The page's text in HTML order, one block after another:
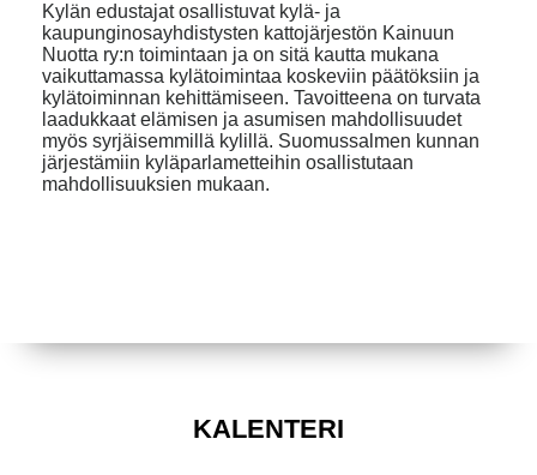
Kylän edustajat osallistuvat kylä- ja
kaupunginosayhdistysten kattojärjestön Kainuun
Nuotta ry:n toimintaan ja on sitä kautta mukana
vaikuttamassa kylätoimintaa koskeviin päätöksiin ja
kylätoiminnan kehittämiseen. Tavoitteena on turvata
laadukkaat elämisen ja asumisen mahdollisuudet
myös syrjäisemmillä kylillä. Suomussalmen kunnan
järjestämiin kyläparlametteihin osallistutaan
mahdollisuuksien mukaan.
KALENTERI